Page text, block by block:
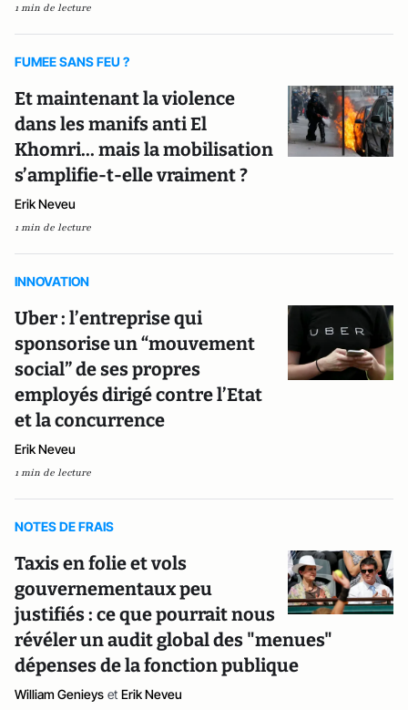
1 min de lecture
FUMEE SANS FEU ?
Et maintenant la violence
dans les manifs anti El
Khomri... mais la mobilisation
s’amplifie-t-elle vraiment ?
Erik Neveu
1 min de lecture
INNOVATION
Uber : l’entreprise qui
sponsorise un “mouvement
social” de ses propres
employés dirigé contre l’Etat
et la concurrence
Erik Neveu
1 min de lecture
NOTES DE FRAIS
Taxis en folie et vols
gouvernementaux peu
justifiés : ce que pourrait nous
révéler un audit global des "menues"
dépenses de la fonction publique
William Genieys et Erik Neveu